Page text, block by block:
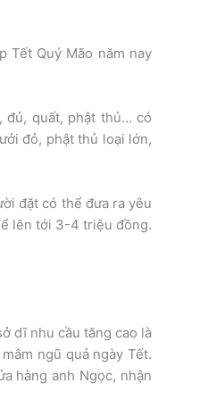
Tết Quý Mão năm nay
đủ, quất, phật thủ… có
đỏ, phật thủ loại lớn,
đặt có thể đưa ra yêu
lên tới 3-4 triệu đồng.
dĩ nhu cầu tăng cao là
ngũ quả ngày Tết.
hàng anh Ngọc, nhận